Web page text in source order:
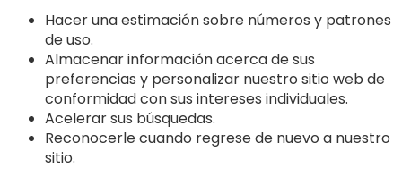
Hacer una estimación sobre números y patrones
de uso.
Almacenar información acerca de sus
preferencias y personalizar nuestro sitio web de
conformidad con sus intereses individuales.
Acelerar sus búsquedas.
Reconocerle cuando regrese de nuevo a nuestro
sitio.